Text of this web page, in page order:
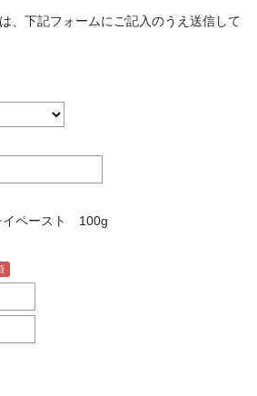
、下記フォームにご記入のうえ送信して
イペースト 100g